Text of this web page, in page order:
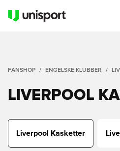
FANSHOP ENGELSKE KLUBBER
LIVERPOOL
Liverpool Kasketter